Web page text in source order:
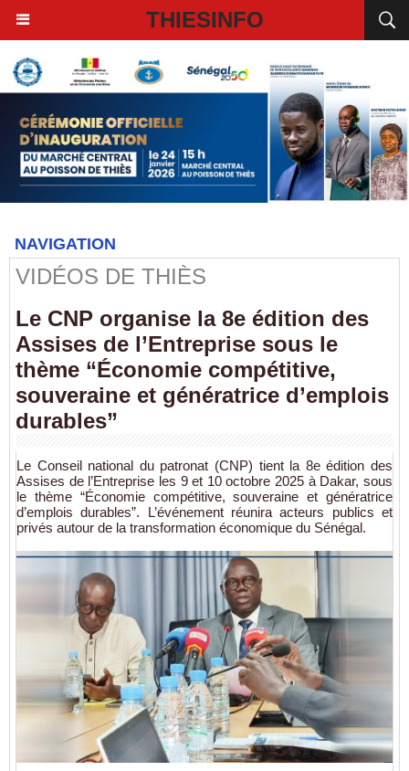
THIESINFO
NAVIGATION
VIDÉOS DE THIÈS
Le CNP organise la 8e édition des
Assises de l’Entreprise sous le
thème “Économie compétitive,
souveraine et génératrice d’emplois
durables”
Le Conseil national du patronat (CNP) tient la 8e édition des
Assises de l’Entreprise les 9 et 10 octobre 2025 à Dakar, sous
le thème “Économie compétitive, souveraine et génératrice
d’emplois durables”. L’événement réunira acteurs publics et
privés autour de la transformation économique du Sénégal.